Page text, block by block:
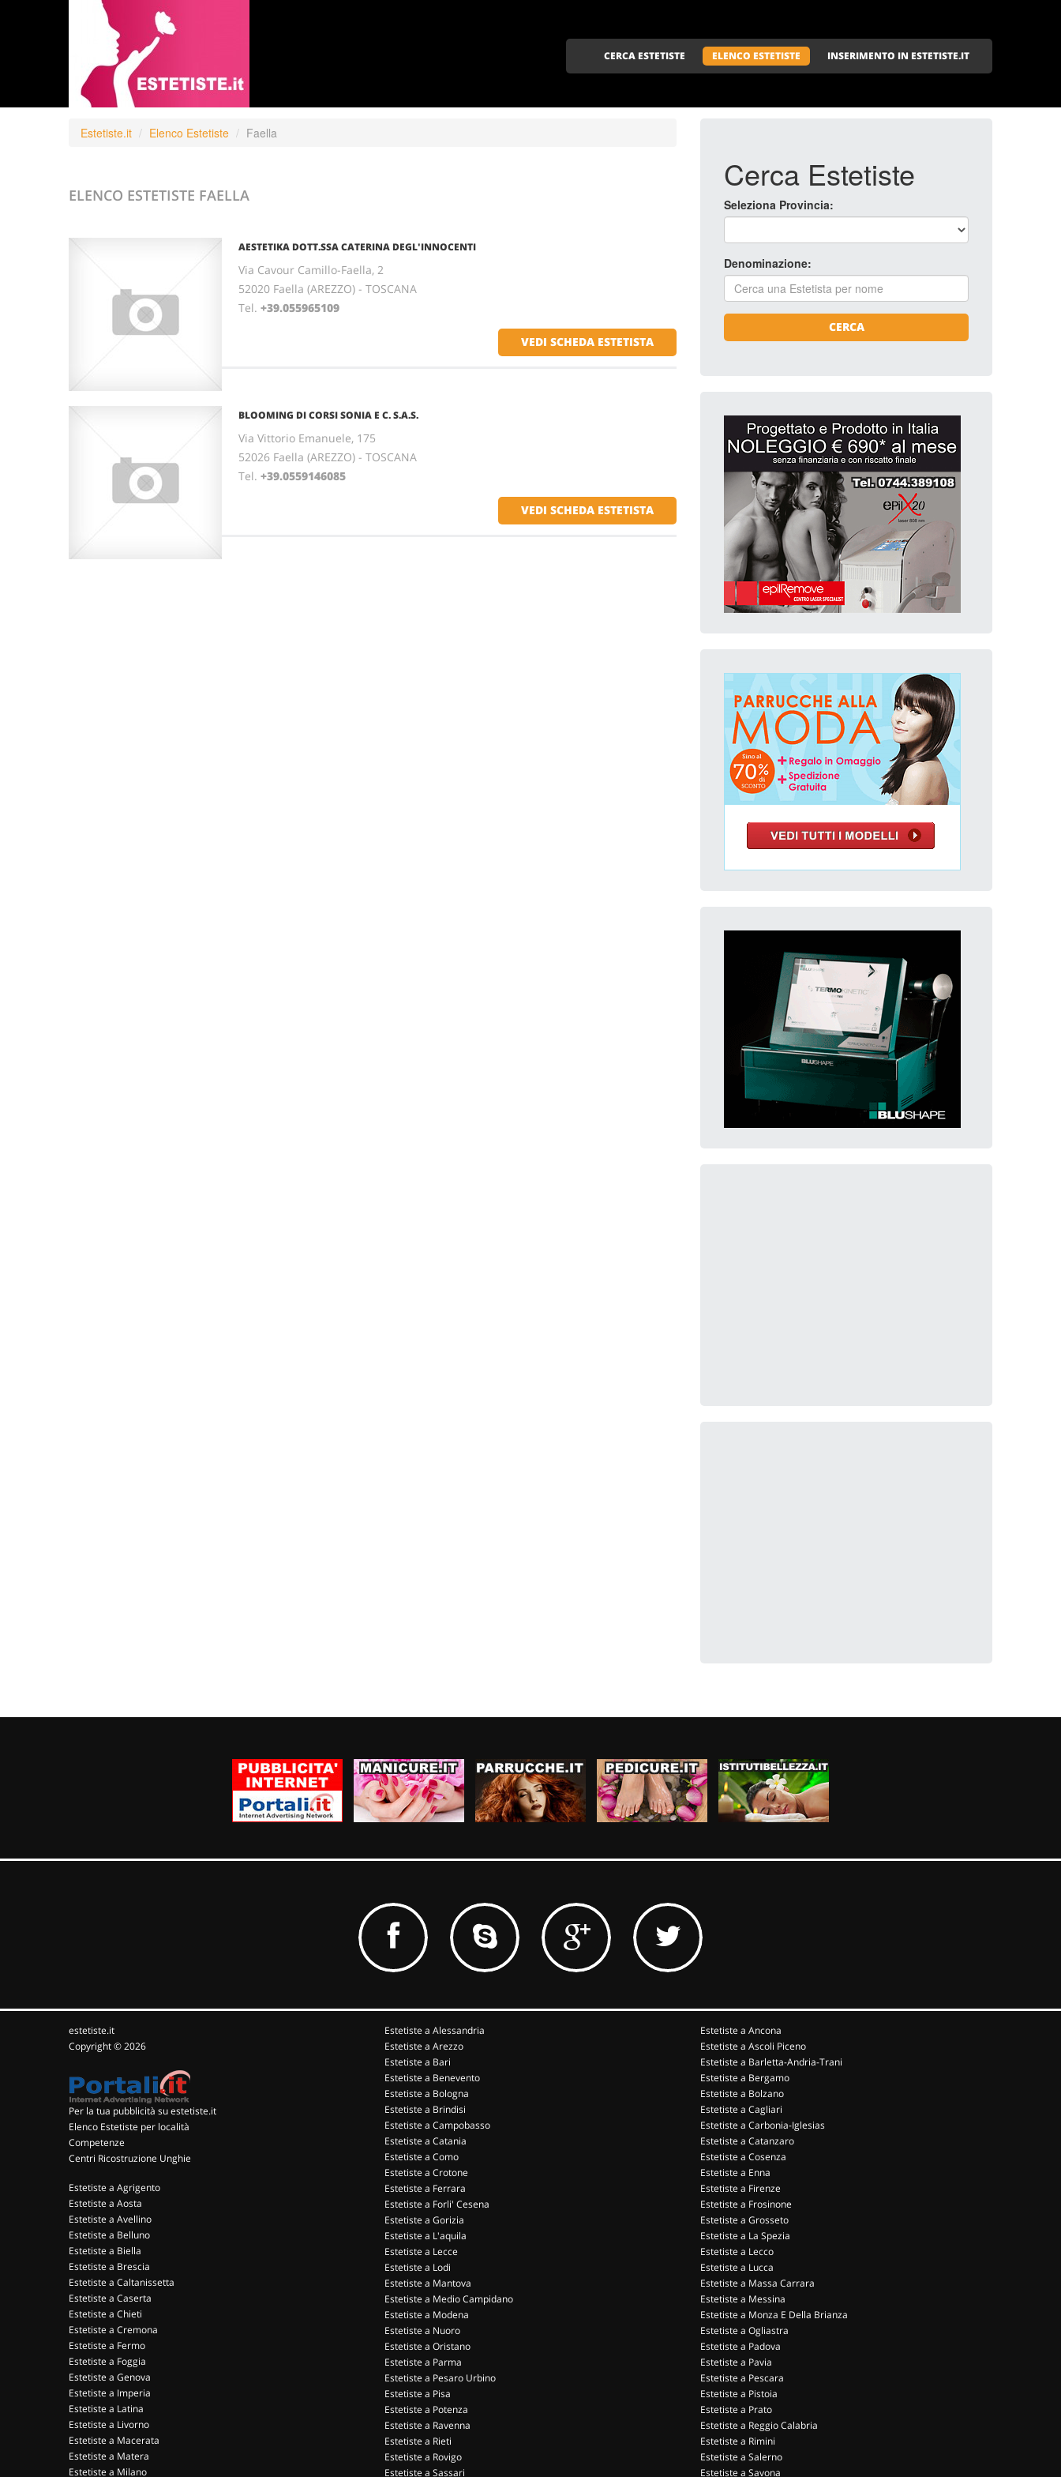
CERCA ESTETISTE ELENCO ESTETISTE INSERIMENTO IN ESTETISTE.IT
Estetiste.it Elenco Estetiste Faella
ELENCO ESTETISTE FAELLA
AESTETIKA DOTT.SSA CATERINA DEGL'INNOCENTI
Via Cavour Camillo-Faella, 2
52020 Faella (AREZZO) - TOSCANA
Tel. +39.055965109
VEDI SCHEDA ESTETISTA
BLOOMING DI CORSI SONIA E C. S.A.S.
Via Vittorio Emanuele, 175
52026 Faella (AREZZO) - TOSCANA
Tel. +39.0559146085
VEDI SCHEDA ESTETISTA
Cerca Estetiste
Seleziona Provincia:
Denominazione:
CERCA
estetiste.it
Copyright © 2026
Per la tua pubblicità su estetiste.it
Elenco Estetiste per località
Competenze
Centri Ricostruzione Unghie
Estetiste a Agrigento
Estetiste a Aosta
Estetiste a Avellino
Estetiste a Belluno
Estetiste a Biella
Estetiste a Brescia
Estetiste a Caltanissetta
Estetiste a Caserta
Estetiste a Chieti
Estetiste a Cremona
Estetiste a Fermo
Estetiste a Foggia
Estetiste a Genova
Estetiste a Imperia
Estetiste a Latina
Estetiste a Livorno
Estetiste a Macerata
Estetiste a Matera
Estetiste a Milano
Estetiste a Alessandria
Estetiste a Arezzo
Estetiste a Bari
Estetiste a Benevento
Estetiste a Bologna
Estetiste a Brindisi
Estetiste a Campobasso
Estetiste a Catania
Estetiste a Como
Estetiste a Crotone
Estetiste a Ferrara
Estetiste a Forli' Cesena
Estetiste a Gorizia
Estetiste a L'aquila
Estetiste a Lecce
Estetiste a Lodi
Estetiste a Mantova
Estetiste a Medio Campidano
Estetiste a Modena
Estetiste a Nuoro
Estetiste a Oristano
Estetiste a Parma
Estetiste a Pesaro Urbino
Estetiste a Pisa
Estetiste a Potenza
Estetiste a Ravenna
Estetiste a Rieti
Estetiste a Rovigo
Estetiste a Sassari
Estetiste a Ancona
Estetiste a Ascoli Piceno
Estetiste a Barletta-Andria-Trani
Estetiste a Bergamo
Estetiste a Bolzano
Estetiste a Cagliari
Estetiste a Carbonia-Iglesias
Estetiste a Catanzaro
Estetiste a Cosenza
Estetiste a Enna
Estetiste a Firenze
Estetiste a Frosinone
Estetiste a Grosseto
Estetiste a La Spezia
Estetiste a Lecco
Estetiste a Lucca
Estetiste a Massa Carrara
Estetiste a Messina
Estetiste a Monza E Della Brianza
Estetiste a Ogliastra
Estetiste a Padova
Estetiste a Pavia
Estetiste a Pescara
Estetiste a Pistoia
Estetiste a Prato
Estetiste a Reggio Calabria
Estetiste a Rimini
Estetiste a Salerno
Estetiste a Savona